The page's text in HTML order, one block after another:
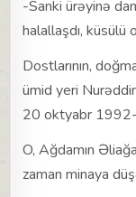
-Sanki ürəyinə
halallaşdı, küsülü
Dostlarının,
ümid yeri
20 oktyabr
O, Ağdamın
zaman minaya